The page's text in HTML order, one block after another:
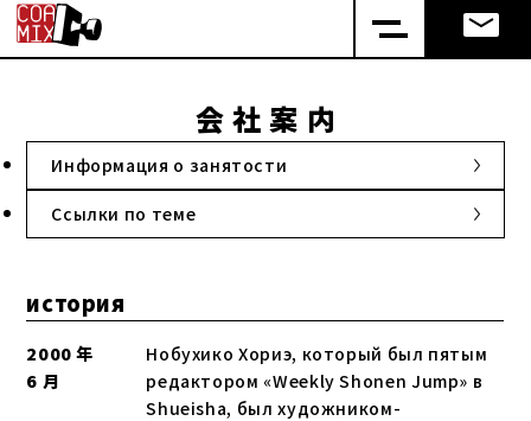
会 社 案 内
Информация о занятости
Ссылки по теме
история
2000 年
6 月
Нобухико Хориэ, который был пятым
редактором «Weekly Shonen Jump» в
Shueisha, был художником-